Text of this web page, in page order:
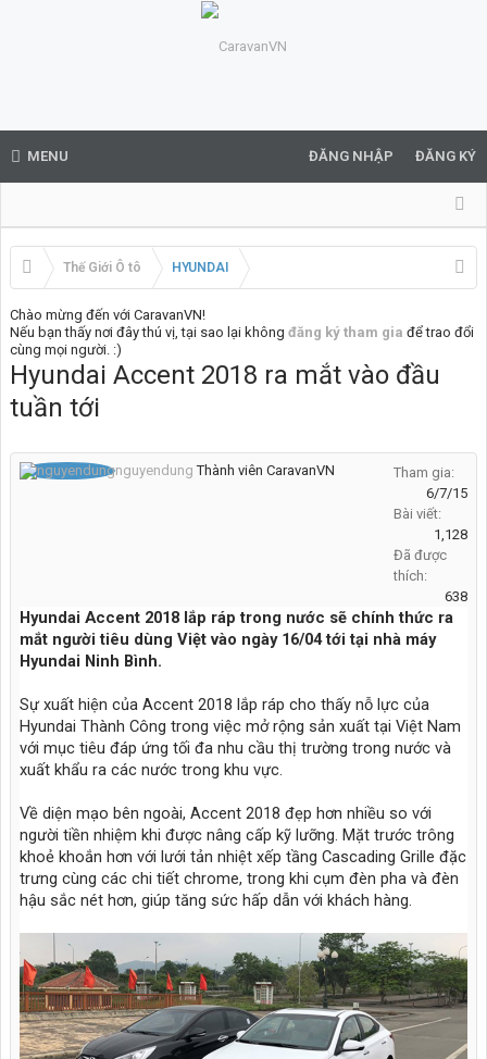
MENU ĐĂNG NHẬP ĐĂNG KÝ
Thế Giới Ô tô HYUNDAI
Chào mừng đến với CaravanVN!
Nếu bạn thấy nơi đây thú vị, tại sao lại không đăng ký tham gia để trao đổi
cùng mọi người. :)
Hyundai Accent 2018 ra mắt vào đầu
tuần tới
nguyendung Thành viên CaravanVN
Tham gia:
6/7/15
Bài viết:
1,128
Đã được
thích:
638
Hyundai Accent 2018 lắp ráp trong nước sẽ chính thức ra
mắt người tiêu dùng Việt vào ngày 16/04 tới tại nhà máy
Hyundai Ninh Bình.
Sự xuất hiện của Accent 2018 lắp ráp cho thấy nỗ lực của
Hyundai Thành Công trong việc mở rộng sản xuất tại Việt Nam
với mục tiêu đáp ứng tối đa nhu cầu thị trường trong nước và
xuất khẩu ra các nước trong khu vực.
Về diện mạo bên ngoài, Accent 2018 đẹp hơn nhiều so với
người tiền nhiệm khi được nâng cấp kỹ lưỡng. Mặt trước trông
khoẻ khoắn hơn với lưới tản nhiệt xếp tầng Cascading Grille đặc
trưng cùng các chi tiết chrome, trong khi cụm đèn pha và đèn
hậu sắc nét hơn, giúp tăng sức hấp dẫn với khách hàng.